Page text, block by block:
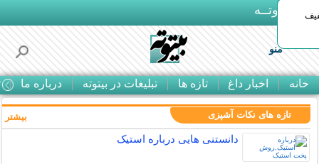
بـیتوتــه
منو
خانه اخبار داغ تازه ها تبلیغات در بیتوته درباره ما
50% تخفیف
تازه های نکات آشپزی
دانستنی هایی درباره استیک
بیشتر